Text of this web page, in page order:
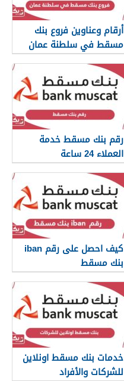
أرقام وعناوين فروع بنك
مسقط في سلطنة عمان
رقم بنك مسقط خدمة
العملاء 24 ساعة
كيف احصل على رقم iban
بنك مسقط
خدمات بنك مسقط اونلاين
للشركات والأفراد